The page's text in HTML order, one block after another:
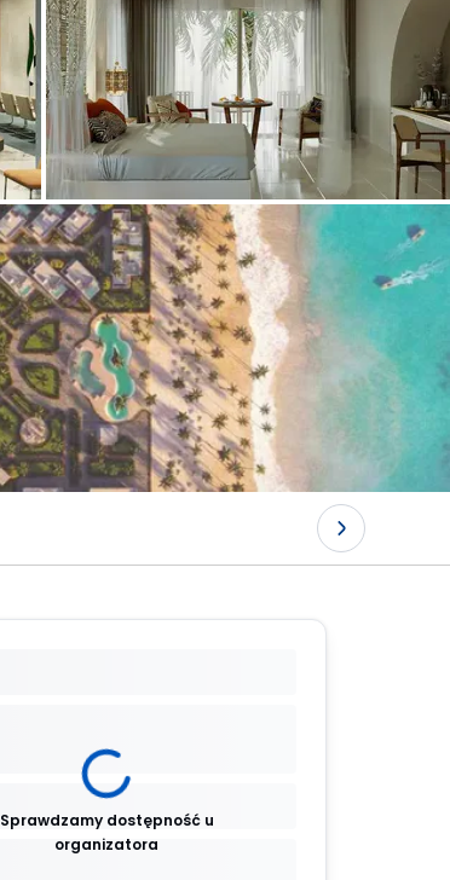
Sprawdzamy dostępność u
organizatora